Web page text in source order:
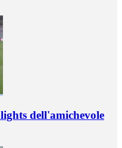
dell'amichevole